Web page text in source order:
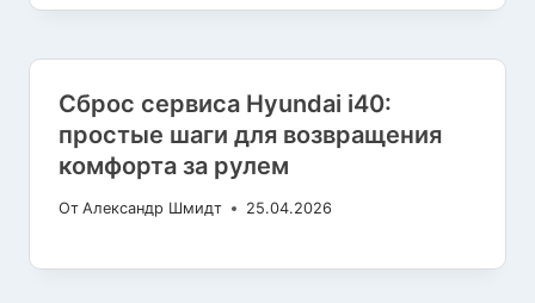
Сброс сервиса Hyundai i40:
простые шаги для возвращения
комфорта за рулем
От Александр Шмидт 25.04.2026